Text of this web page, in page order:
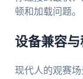
顿和加载问题。
设备兼容
现代人的观赛